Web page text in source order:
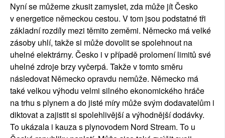
Nyní se můžeme zkusit zamyslet, zda může jít Česko
v energetice německou cestou. V tom jsou podstatné tři
základní rozdíly mezi těmito zeměmi. Německo má velké
zásoby uhlí, takže si může dovolit se spolehnout na
uhelné elektrárny. Česko i v případě prolomení limitů své
uhelné zdroje brzy vyčerpá. Takže v tomto směru
následovat Německo opravdu nemůže. Německo má
také velkou výhodu velmi silného ekonomického hráče
na trhu s plynem a do jisté míry může svým dodavatelům i
diktovat a zajistit si spolehlivější a výhodnější dodávky.
To ukázala i kauza s plynovodem Nord Stream. To u